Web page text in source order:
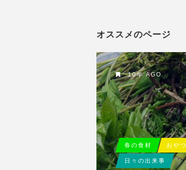
オススメのページ
10年 AGO
春の食材 おやつ
日々の出来事